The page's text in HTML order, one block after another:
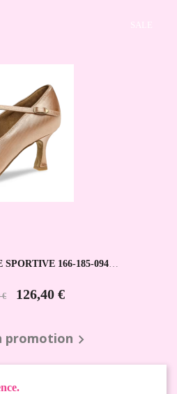
SALE
SPORTIVE 166-185-094
€ 126,40 €
promotion 